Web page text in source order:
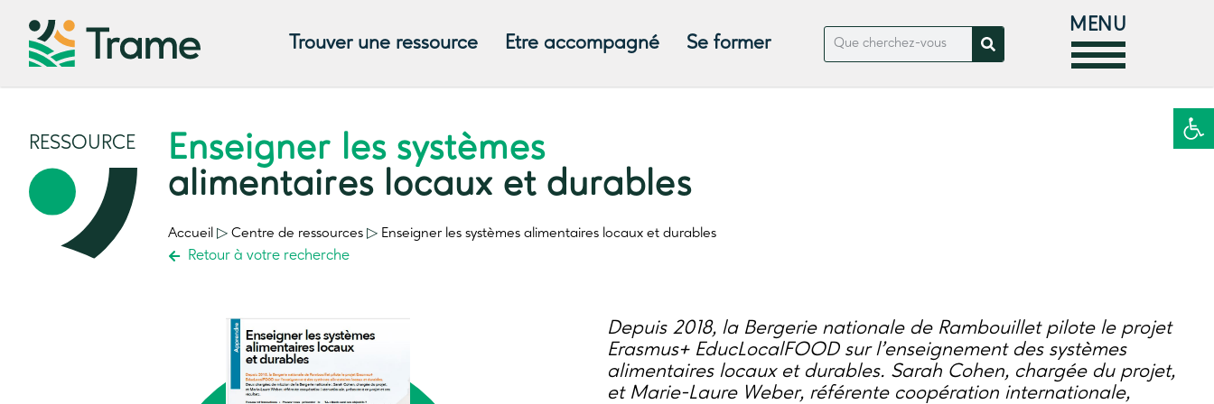
Ouvrir
Trouver une ressource Etre accompagné Se former
MENU
RESSOURCE
Enseigner les systèmes
alimentaires locaux et durables
Accueil ▷ Centre de ressources ▷ Enseigner les systèmesalimentaires locaux et durables
Retour à votre recherche
Depuis 2018, la Bergerie nationale de Rambouillet pilote le projet
Erasmus+ EducLocalFOOD sur l’enseignement des systèmes
alimentaires locaux et durables. Sarah Cohen, chargée du projet,
et Marie-Laure Weber, référente coopération internationale,